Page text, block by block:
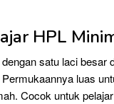
HPL
satu laci besar
luas
Cocok untuk